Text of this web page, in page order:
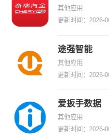
其他应用
更新时间：2026-
途强智能
其他应用
更新时间：2026-
爱扳手数据
其他应用
更新时间：2026-